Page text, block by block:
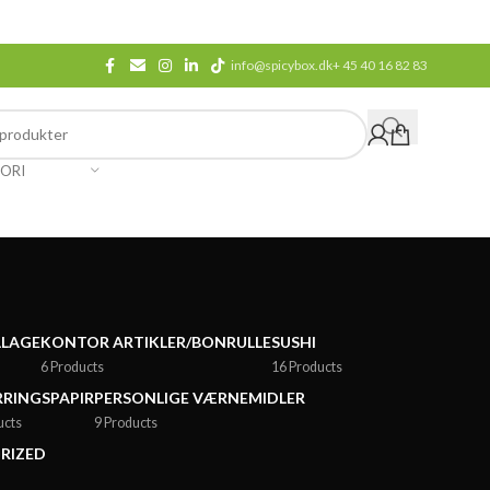
info@spicybox.dk+ 45 40 16 82 83
KONTOR ARTIKLER/BONRULLE
6 Products
SUSHI
16 Products
PERSONLIGE VÆRNEMIDLER
9 Products